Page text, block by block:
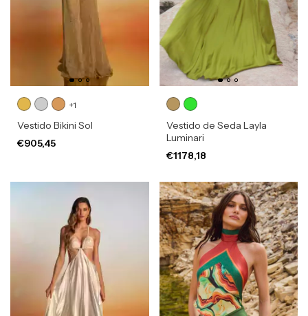
+1
Vestido Bikini Sol
€905,45
Vestido de Seda Layla
Luminari
€1178,18